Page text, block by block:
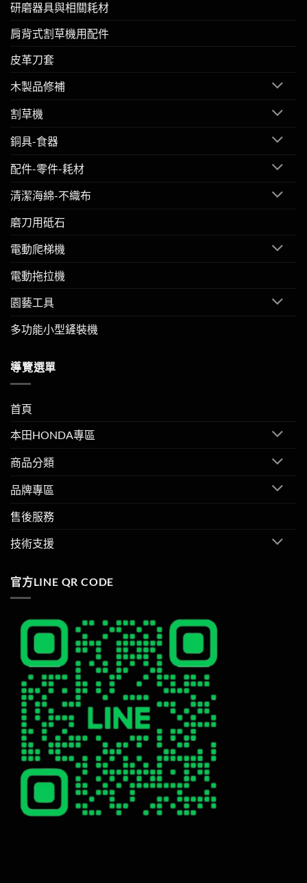
研磨器具與相關耗材
肩背式割草機用配件
皮革刀套
木製品修補
割草機
銅具-食器
配件-零件-耗材
清潔海綿-不織布
磨刀用砥石
電動爬梯機
電動拖拉機
園藝工具
多功能小型鏟裝機
導覽選單
首頁
本田HONDA專區
商品分類
品牌專區
售後服務
技術支援
官方LINE QR CODE